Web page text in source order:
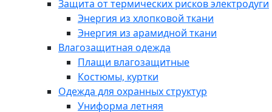
Защита от термических рисков электродуги
Энергия из хлопковой ткани
Энергия из арамидной ткани
Влагозащитная одежда
Плащи влагозащитные
Костюмы, куртки
Одежда для охранных структур
Униформа летняя